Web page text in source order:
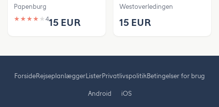
Papenburg
★ ★ ★ ★ ★ 415 EUR
Westoverledingen
15 EUR
ForsideRejseplanlæggerListerPrivatlivspolitikBetingelser for brug
Android iOS